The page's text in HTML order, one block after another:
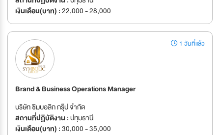
เงินเดือน(บาท) :22,000 - 28,000
1 วันที่แล้ว
Brand & Business Operations Manager
บริษัท ซิมบอลิก กรุ๊ป จำกัด
สถานที่ปฏิบัติงาน :ปทุมธานี
เงินเดือน(บาท) :30,000 - 35,000